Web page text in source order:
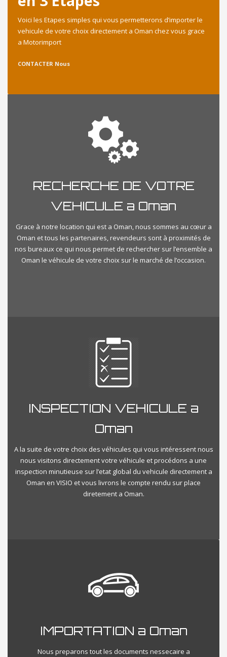
Voici les Etapes simples qui vous permetterons d’importer le
vehicule de votre choix directement a Oman chez vous grace
a Motorimport
CONTACTER Nous
RECHERCHE DE VOTRE
VEHICULE a Oman
Grace à notre location qui est a Oman, nous sommes au cœur a
Oman et tous les partenaires, revendeurs sont à proximités de
nos bureaux ce qui nous permet de rechercher sur l’ensemble a
Oman le véhicule de votre choix sur le marché de l’occasion.
INSPECTION VEHICULE a
Oman
A la suite de votre choix des véhicules qui vous intéressent nous
nous visitons directement votre véhicule et procédons a une
inspection minutieuse sur l’etat global du vehicule directement a
Oman en VISIO et vous livrons le compte rendu sur place
diretement a Oman.
IMPORTATION a Oman
Nous preparons tout les documents nessecaire a